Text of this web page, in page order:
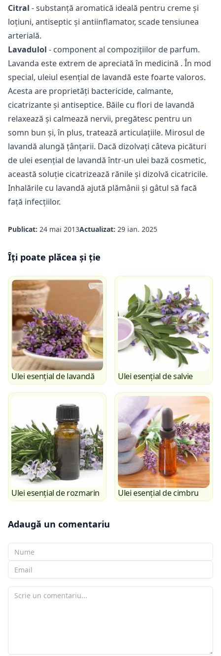
Citral - substanță aromatică ideală pentru creme și
loțiuni, antiseptic și antiinflamator, scade tensiunea
arterială.
Lavadulol - component al compozițiilor de parfum.
Lavanda este extrem de apreciată în medicină . În mod
special, uleiul esențial de lavandă este foarte valoros.
Acesta are proprietăți bactericide, calmante,
cicatrizante și antiseptice. Băile cu flori de lavandă
relaxează și calmează nervii, pregătesc pentru un
somn bun și, în plus, tratează articulațiile. Mirosul de
lavandă alungă țânțarii. Dacă dizolvați câteva picături
de ulei esențial de lavandă într-un ulei bază cosmetic,
această soluție cicatrizează rănile și dizolvă cicatricile.
Inhalările cu lavandă ajută plămânii și gâtul să facă
față infecțiilor.
Publicat: 24 mai 2013Actualizat: 29 ian. 2025
Îți poate plăcea și ție
Ulei esențial de lavandă Ulei esențial de salvie
Ulei esențial de rozmarin Ulei esențial de cimbru
Adaugă un comentariu
Numele tău
E-mailul tău
Comentariul tău